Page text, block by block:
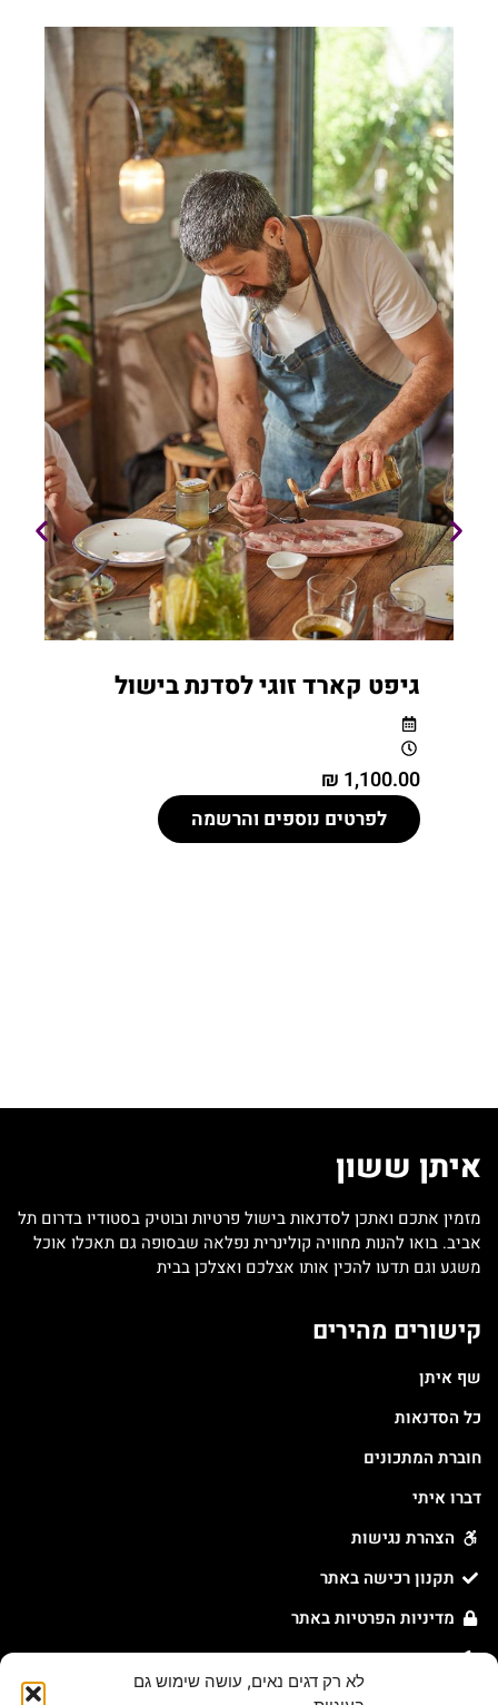
לא רק דגים נאים, עושה שימוש גם
52 במלאי
גיפט קארד זוגי לסדנת בישול
₪ 1,100.00
לפרטים נוספים והרשמה
איתן ששון
מזמין אתכם ואתכן לסדנאות בישול פרטיות ובוטיק בסטודיו בדרום תל
אביב. בואו להנות מחוויה קולינרית נפלאה שבסופה גם תאכלו אוכל
משגע וגם תדעו להכין אותו אצלכם ואצלכן בבית
קישורים מהירים
שף איתן
כל הסדנאות
חוברת המתכונים
דברו איתי
הצהרת נגישות
תקנון רכישה באתר
מדיניות הפרטיות באתר
מדיניות עוגיות באתר